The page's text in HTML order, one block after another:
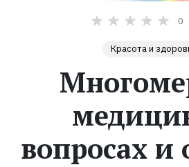
Экранизации
Коллекции
0
Красота и
вопросах и